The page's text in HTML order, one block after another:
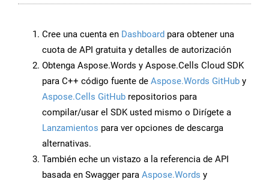
Cree una cuenta en Dashboard para obtener una
cuota de API gratuita y detalles de autorización
Obtenga Aspose.Words y Aspose.Cells Cloud SDK
para C++ código fuente de Aspose.Words GitHub y
Aspose.Cells GitHub repositorios para
compilar/usar el SDK usted mismo o Dirígete a
Lanzamientos para ver opciones de descarga
alternativas.
También eche un vistazo a la referencia de API
basada en Swagger para Aspose.Words y